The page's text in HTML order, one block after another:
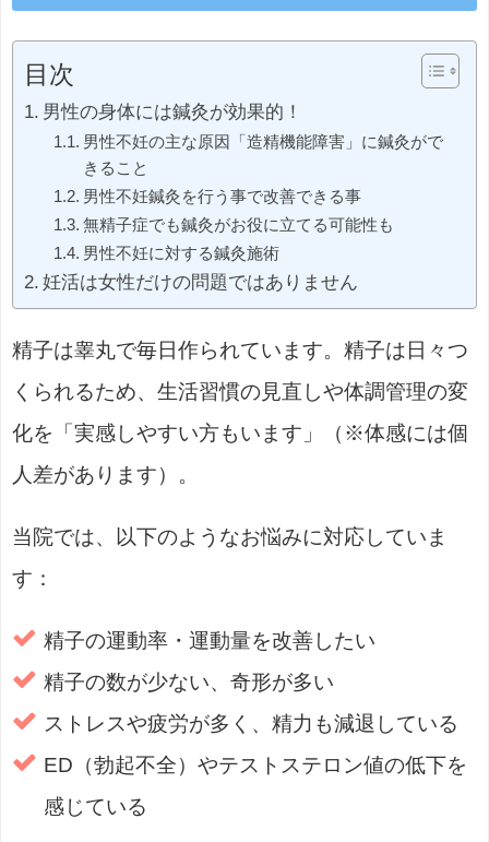
目次
男性の身体には鍼灸が効果的！
男性不妊の主な原因「造精機能障害」に鍼灸がで
きること
男性不妊鍼灸を行う事で改善できる事
無精子症でも鍼灸がお役に立てる可能性も
男性不妊に対する鍼灸施術
妊活は女性だけの問題ではありません
精子は睾丸で毎日作られています。精子は日々つ
くられるため、生活習慣の見直しや体調管理の変
化を「実感しやすい方もいます」（※体感には個
人差があります）。
当院では、以下のようなお悩みに対応していま
す：
精子の運動率・運動量を改善したい
精子の数が少ない、奇形が多い
ストレスや疲労が多く、精力も減退している
ED（勃起不全）やテストステロン値の低下を
感じている